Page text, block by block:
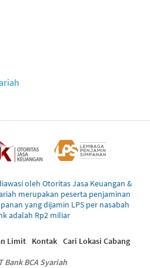
oleh Otoritas Jasa Keuangan &
merupakan peserta penjaminan
yang dijamin LPS per nasabah
adalah Rp2 miliar
Bank BCA Syariah
Limit Kontak Cari Lokasi Cabang